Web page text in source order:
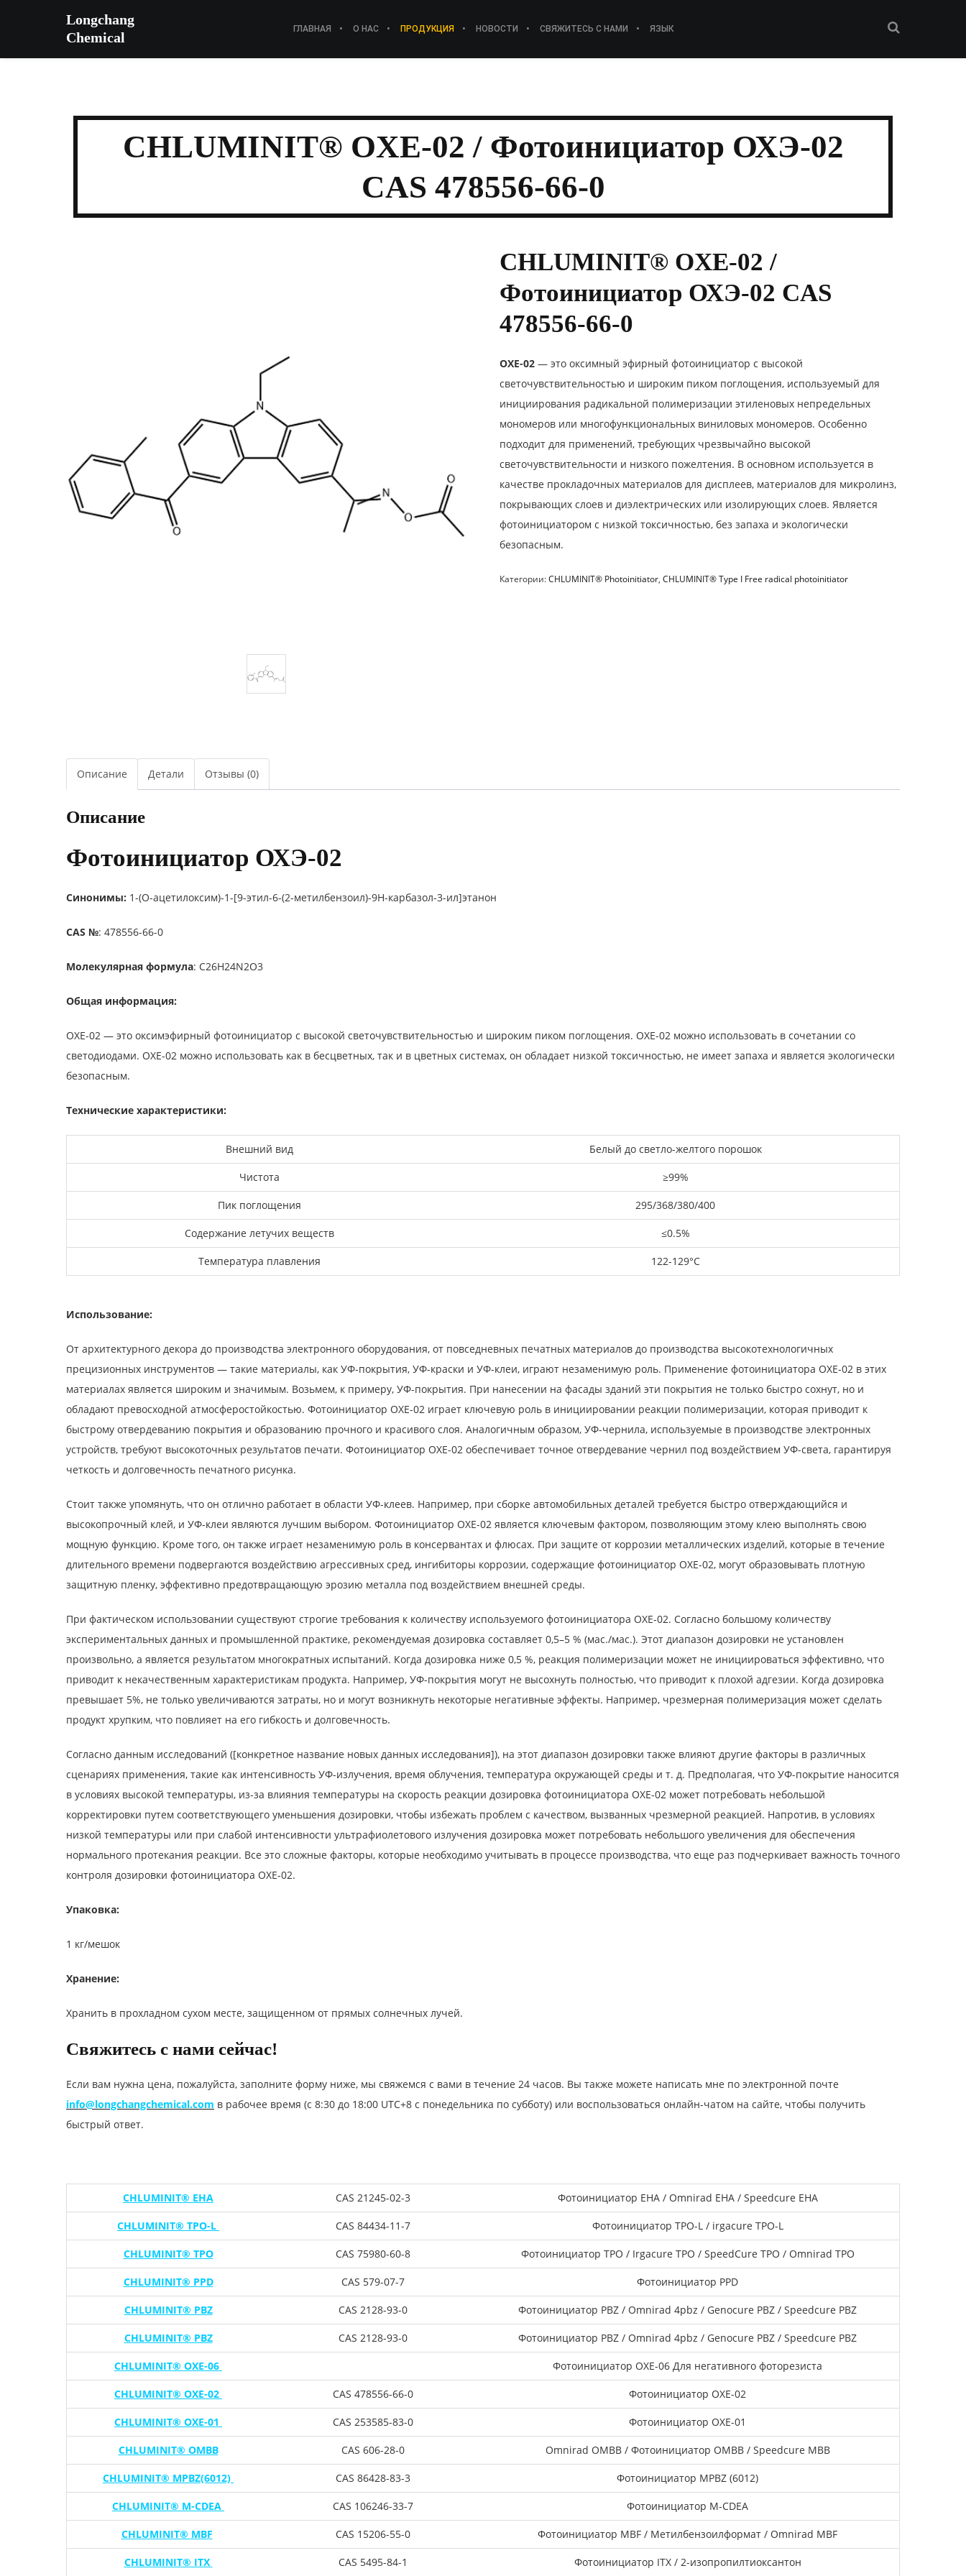
Longchang
Chemical
ГЛАВНАЯ О НАС ПРОДУКЦИЯ НОВОСТИ СВЯЖИТЕСЬ С НАМИ ЯЗЫК
CHLUMINIT® OXE-02 / Фотоинициатор ОХЭ-02
CAS 478556-66-0
CHLUMINIT® OXE-02 /
Фотоинициатор ОХЭ-02 CAS
478556-66-0
OXE-02 — это оксимный эфирный фотоинициатор с высокой
светочувствительностью и широким пиком поглощения, используемый для
инициирования радикальной полимеризации этиленовых непредельных
мономеров или многофункциональных виниловых мономеров. Особенно
подходит для применений, требующих чрезвычайно высокой
светочувствительности и низкого пожелтения. В основном используется в
качестве прокладочных материалов для дисплеев, материалов для микролинз,
покрывающих слоев и диэлектрических или изолирующих слоев. Является
фотоинициатором с низкой токсичностью, без запаха и экологически
безопасным.
Категории:CHLUMINIT® Photoinitiator,CHLUMINIT® Type I Free radical photoinitiator
Описание Детали Отзывы (0)
Описание
Фотоинициатор ОХЭ-02
Синонимы: 1-(O-ацетилоксим)-1-[9-этил-6-(2-метилбензоил)-9H-карбазол-3-ил]этанон
CAS №: 478556-66-0
Молекулярная формула: C26H24N2O3
Общая информация:
OXE-02 — это оксимэфирный фотоинициатор с высокой светочувствительностью и широким пиком поглощения. OXE-02 можно использовать в сочетании со
светодиодами. OXE-02 можно использовать как в бесцветных, так и в цветных системах, он обладает низкой токсичностью, не имеет запаха и является экологически
безопасным.
Технические характеристики:
Внешний вид Белый до светло-желтого порошок
Чистота ≥99%
Пик поглощения 295/368/380/400
Содержание летучих веществ ≤0.5%
Температура плавления 122-129°C
Использование:
От архитектурного декора до производства электронного оборудования, от повседневных печатных материалов до производства высокотехнологичных
прецизионных инструментов — такие материалы, как УФ-покрытия, УФ-краски и УФ-клеи, играют незаменимую роль. Применение фотоинициатора OXE-02 в этих
материалах является широким и значимым. Возьмем, к примеру, УФ-покрытия. При нанесении на фасады зданий эти покрытия не только быстро сохнут, но и
обладают превосходной атмосферостойкостью. Фотоинициатор OXE-02 играет ключевую роль в инициировании реакции полимеризации, которая приводит к
быстрому отвердеванию покрытия и образованию прочного и красивого слоя. Аналогичным образом, УФ-чернила, используемые в производстве электронных
устройств, требуют высокоточных результатов печати. Фотоинициатор OXE-02 обеспечивает точное отвердевание чернил под воздействием УФ-света, гарантируя
четкость и долговечность печатного рисунка.
Стоит также упомянуть, что он отлично работает в области УФ-клеев. Например, при сборке автомобильных деталей требуется быстро отверждающийся и
высокопрочный клей, и УФ-клеи являются лучшим выбором. Фотоинициатор OXE-02 является ключевым фактором, позволяющим этому клею выполнять свою
мощную функцию. Кроме того, он также играет незаменимую роль в консервантах и флюсах. При защите от коррозии металлических изделий, которые в течение
длительного времени подвергаются воздействию агрессивных сред, ингибиторы коррозии, содержащие фотоинициатор OXE-02, могут образовывать плотную
защитную пленку, эффективно предотвращающую эрозию металла под воздействием внешней среды.
При фактическом использовании существуют строгие требования к количеству используемого фотоинициатора OXE-02. Согласно большому количеству
экспериментальных данных и промышленной практике, рекомендуемая дозировка составляет 0,5–5 % (мас./мас.). Этот диапазон дозировки не установлен
произвольно, а является результатом многократных испытаний. Когда дозировка ниже 0,5 %, реакция полимеризации может не инициироваться эффективно, что
приводит к некачественным характеристикам продукта. Например, УФ-покрытия могут не высохнуть полностью, что приводит к плохой адгезии. Когда дозировка
превышает 5%, не только увеличиваются затраты, но и могут возникнуть некоторые негативные эффекты. Например, чрезмерная полимеризация может сделать
продукт хрупким, что повлияет на его гибкость и долговечность.
Согласно данным исследований ([конкретное название новых данных исследования]), на этот диапазон дозировки также влияют другие факторы в различных
сценариях применения, такие как интенсивность УФ-излучения, время облучения, температура окружающей среды и т. д. Предполагая, что УФ-покрытие наносится
в условиях высокой температуры, из-за влияния температуры на скорость реакции дозировка фотоинициатора OXE-02 может потребовать небольшой
корректировки путем соответствующего уменьшения дозировки, чтобы избежать проблем с качеством, вызванных чрезмерной реакцией. Напротив, в условиях
низкой температуры или при слабой интенсивности ультрафиолетового излучения дозировка может потребовать небольшого увеличения для обеспечения
нормального протекания реакции. Все это сложные факторы, которые необходимо учитывать в процессе производства, что еще раз подчеркивает важность точного
контроля дозировки фотоинициатора OXE-02.
Упаковка:
1 кг/мешок
Хранение:
Хранить в прохладном сухом месте, защищенном от прямых солнечных лучей.
Свяжитесь с нами сейчас!
Если вам нужна цена, пожалуйста, заполните форму ниже, мы свяжемся с вами в течение 24 часов. Вы также можете написать мне по электронной почте
info@longchangchemical.com в рабочее время (с 8:30 до 18:00 UTC+8 с понедельника по субботу) или воспользоваться онлайн-чатом на сайте, чтобы получить
быстрый ответ.
CHLUMINIT® EHA CAS 21245-02-3 Фотоинициатор EHA / Omnirad EHA / Speedcure EHA
CHLUMINIT® TPO-L CAS 84434-11-7 Фотоинициатор TPO-L / irgacure TPO-L
CHLUMINIT® TPO CAS 75980-60-8 Фотоинициатор TPO / Irgacure TPO / SpeedCure TPO / Omnirad TPO
CHLUMINIT® PPD CAS 579-07-7 Фотоинициатор PPD
CHLUMINIT® PBZ CAS 2128-93-0 Фотоинициатор PBZ / Omnirad 4pbz / Genocure PBZ / Speedcure PBZ
CHLUMINIT® PBZ CAS 2128-93-0 Фотоинициатор PBZ / Omnirad 4pbz / Genocure PBZ / Speedcure PBZ
CHLUMINIT® OXE-06 Фотоинициатор OXE-06 Для негативного фоторезиста
CHLUMINIT® OXE-02 CAS 478556-66-0 Фотоинициатор OXE-02
CHLUMINIT® OXE-01 CAS 253585-83-0 Фотоинициатор OXE-01
CHLUMINIT® OMBB CAS 606-28-0 Omnirad OMBB / Фотоинициатор OMBB / Speedcure MBB
CHLUMINIT® MPBZ(6012) CAS 86428-83-3 Фотоинициатор MPBZ (6012)
CHLUMINIT® M-CDEA CAS 106246-33-7 Фотоинициатор M-CDEA
CHLUMINIT® MBF CAS 15206-55-0 Фотоинициатор MBF / Метилбензоилформат / Omnirad MBF
CHLUMINIT® ITX CAS 5495-84-1 Фотоинициатор ITX / 2-изопропилтиоксантон